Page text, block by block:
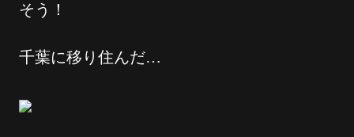
そう！
千葉に移り住んだ…